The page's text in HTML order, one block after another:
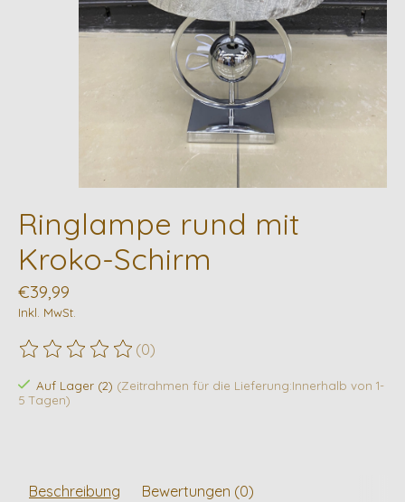
Ringlampe rund mit
Kroko-Schirm
€39,99
Inkl. MwSt.
Die Bewertung dieses Produkts ist
(0)
Auf Lager (2) (Zeitrahmen für die Lieferung:Innerhalb von 1-
5 Tagen)
Beschreibung Bewertungen (0)